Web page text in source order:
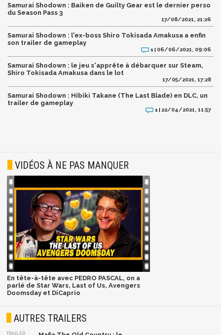
Samurai Shodown : Baiken de Guilty Gear est le dernier perso
du Season Pass 3
17/08/2021, 21:26
Samurai Shodown : l'ex-boss Shiro Tokisada Amakusa a enfin
son trailer de gameplay
1 | 06/06/2021, 09:06
Samurai Shodown : le jeu s'apprête à débarquer sur Steam,
Shiro Tokisada Amakusa dans le lot
17/05/2021, 17:28
Samurai Shodown : Hibiki Takane (The Last Blade) en DLC, un
trailer de gameplay
1 | 22/04/2021, 11:57
VIDÉOS À NE PAS MANQUER
En tête-à-tête avec PEDRO PASCAL, on a
parlé de Star Wars, Last of Us, Avengers
Doomsday et DiCaprio
AUTRES TRAILERS
TRAILER